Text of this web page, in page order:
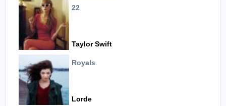
22
Taylor Swift
Royals
Lorde